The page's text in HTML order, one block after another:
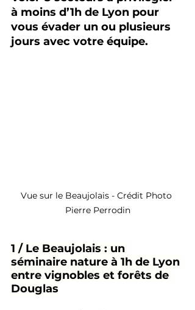
à moins d’1h de Lyon pour
vous évader un ou plusieurs
jours avec votre équipe.
Vue sur le Beaujolais - Crédit Photo
Pierre Perrodin
1 / Le Beaujolais : un
séminaire nature à 1h de Lyon
entre vignobles et forêts de
Douglas